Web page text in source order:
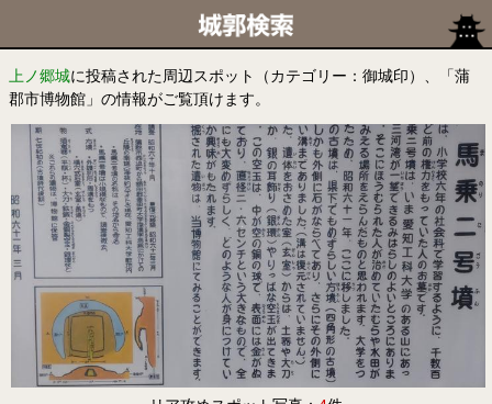
上ノ郷城に投稿された周辺スポット（カテゴリー：御城印）、「蒲
郡市博物館」の情報がご覧頂けます。